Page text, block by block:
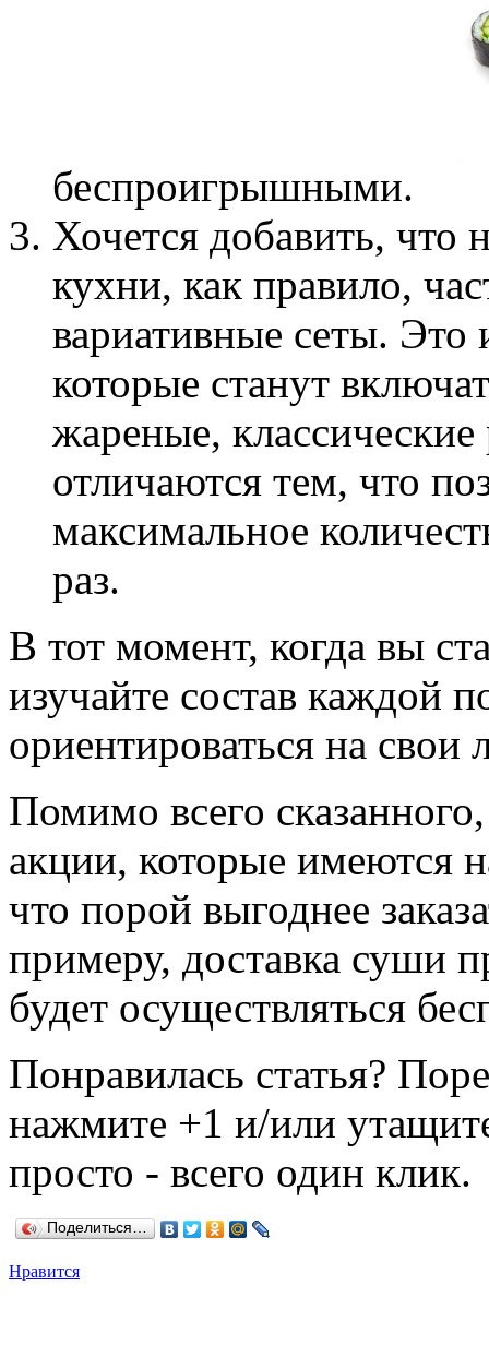
беспроигрышными.
Хочется добавить, что
кухни, как правило,
вариативные сеты. Это
которые станут
жареные,
отличаются тем, что
максимальное
раз.
В тот момент, когда вы
изучайте состав каждой
ориентироваться на
Помимо всего
акции, которые имеются
что порой выгоднее
примеру, доставка суши
будет осуществляться
Понравилась статья?
нажмите +1 и/или
просто - всего один клик.
Поделиться…
Нравится